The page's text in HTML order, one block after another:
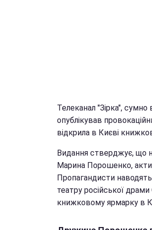
Телеканал "Зірка",
опублікував
відкрила в Києві
Видання стверджує, що
Марина Порошенко,
Пропагандисти
театру російської
книжковому ярмарку в